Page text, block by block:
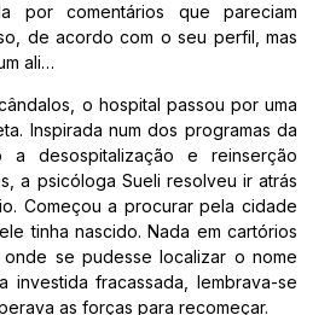
por comentários que pareciam
de acordo com o seu perfil, mas
ali…
o hospital passou por uma
Inspirada num dos programas da
a desospitalização e reinserção
a psicóloga Sueli resolveu ir atrás
Começou a procurar pela cidade
tinha nascido. Nada em cartórios
se pudesse localizar o nome
investida fracassada, lembrava-se
as forças para recomeçar.